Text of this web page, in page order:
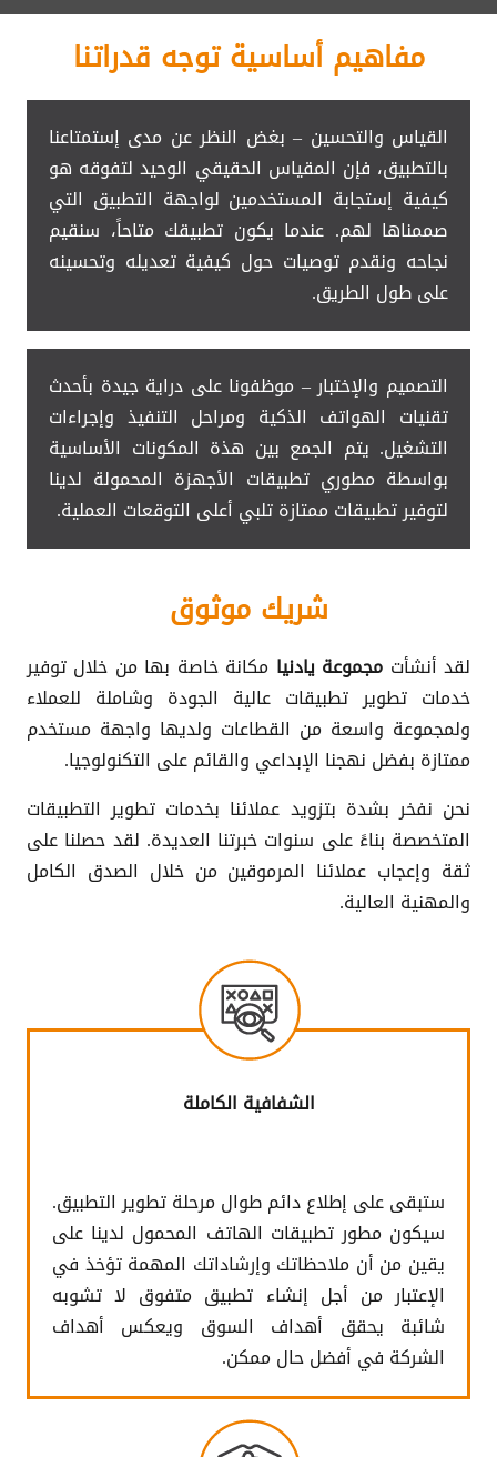
مفاهيم أساسية توجه قدراتنا
القياس والتحسين – بغض النظر عن مدى إستمتاعنا
بالتطبيق، فإن المقياس الحقيقي الوحيد لتفوقه هو
كيفية إستجابة المستخدمين لواجهة التطبيق التي
صممناها لهم. عندما يكون تطبيقك متاحاً، سنقيم
نجاحه ونقدم توصيات حول كيفية تعديله وتحسينه
على طول الطريق.
التصميم والإختبار – موظفونا على دراية جيدة بأحدث
تقنيات الهواتف الذكية ومراحل التنفيذ وإجراءات
التشغيل. يتم الجمع بين هذة المكونات الأساسية
بواسطة مطوري تطبيقات الأجهزة المحمولة لدينا
لتوفير تطبيقات ممتازة تلبي أعلى التوقعات العملية.
شريك موثوق
لقد أنشأت مجموعة يادنيا مكانة خاصة بها من خلال توفير
خدمات تطوير تطبيقات عالية الجودة وشاملة للعملاء
ولمجموعة واسعة من القطاعات ولديها واجهة مستخدم
ممتازة بفضل نهجنا الإبداعي والقائم على التكنولوجيا.
نحن نفخر بشدة بتزويد عملائنا بخدمات تطوير التطبيقات
المتخصصة بناءً على سنوات خبرتنا العديدة. لقد حصلنا على
ثقة وإعجاب عملائنا المرموقين من خلال الصدق الكامل
والمهنية العالية.
الشفافية الكاملة
ستبقى على إطلاع دائم طوال مرحلة تطوير التطبيق.
سيكون مطور تطبيقات الهاتف المحمول لدينا على
يقين من أن ملاحظاتك وإرشاداتك المهمة تؤخذ في
الإعتبار من أجل إنشاء تطبيق متفوق لا تشوبه
شائبة يحقق أهداف السوق ويعكس أهداف
الشركة في أفضل حال ممكن.